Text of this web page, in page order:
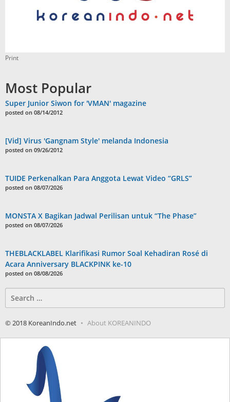
Print
Most Popular
Super Junior Siwon for 'VMAN' magazine
posted on 08/14/2012
[Vid] Virus 'Gangnam Style' melanda Indonesia
posted on 09/26/2012
TUIDE Perkenalkan Para Anggota Lewat Video “GRLS”
posted on 08/07/2026
MONSTA X Bagikan Jadwal Perilisan untuk “The Phase”
posted on 08/07/2026
THEBLACKLABEL Klarifikasi Rumor Soal Kehadiran Rosé di
Acara Anniversary BLACKPINK ke-10
posted on 08/08/2026
for:
© 2018 KoreanIndo.net About KOREANINDO